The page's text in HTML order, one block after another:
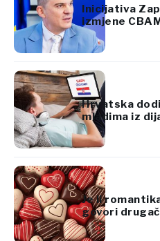
Inicijativa
izmjene
Evropskog
Hrvatska
mladima iz
hrvatskog
Je li
govori